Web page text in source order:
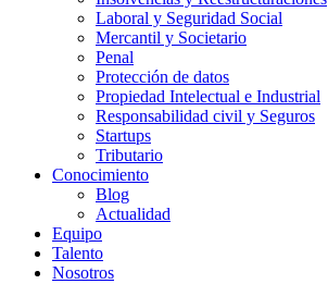
Laboral y Seguridad Social
Mercantil y Societario
Penal
Protección de datos
Propiedad Intelectual e Industrial
Responsabilidad civil y Seguros
Startups
Tributario
Conocimiento
Blog
Actualidad
Equipo
Talento
Nosotros